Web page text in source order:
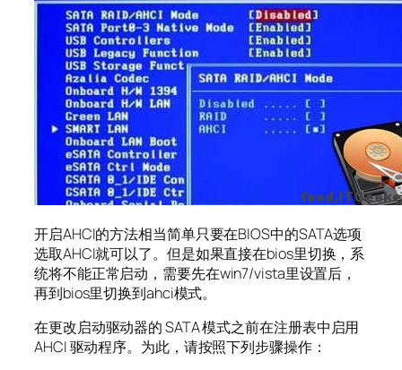
开启AHCI的方法相当简单只要在BIOS中的SATA选项
选取AHCI就可以了。但是如果直接在bios里切换，系
统将不能正常启动，需要先在win7/vista里设置后，
再到bios里切换到ahci模式。
在更改启动驱动器的 SATA 模式之前在注册表中启用
AHCI 驱动程序。为此，请按照下列步骤操作：